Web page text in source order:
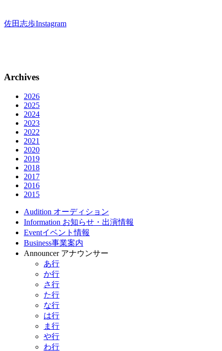
佐田志歩Instagram
Archives
2026
2025
2024
2023
2022
2021
2020
2019
2018
2017
2016
2015
Audition オーディション
Information お知らせ・出演情報
Eventイベント情報
Business事業案内
Announcer アナウンサー
あ行
か行
さ行
た行
な行
は行
ま行
や行
わ行